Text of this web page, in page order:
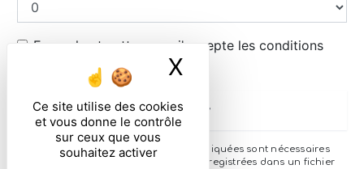
Ce site utilise des cookies
et vous donne le contrôle
sur ceux que vous
souhaitez activer
X
En cochant cette case, j'accepte les conditions
particulières ci-dessous **
Envoyer
** Les données personnelles communiquées sont nécessaires
aux fins de vous contacter et sont enregistrées dans un fichier